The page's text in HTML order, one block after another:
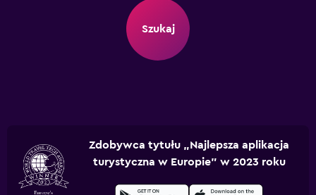
Szukaj
Zdobywca tytułu „Najlepsza aplikacja
turystyczna w Europie” w 2023 roku